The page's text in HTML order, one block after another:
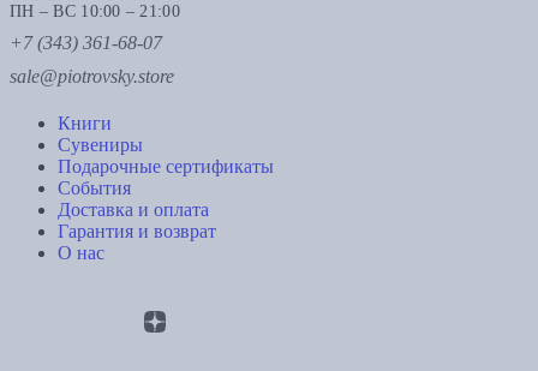
ПН – ВС 10:00 – 21:00
+7 (343) 361-68-07
sale@piotrovsky.store
Книги
Сувениры
Подарочные сертификаты
События
Доставка и оплата
Гарантия и возврат
О нас